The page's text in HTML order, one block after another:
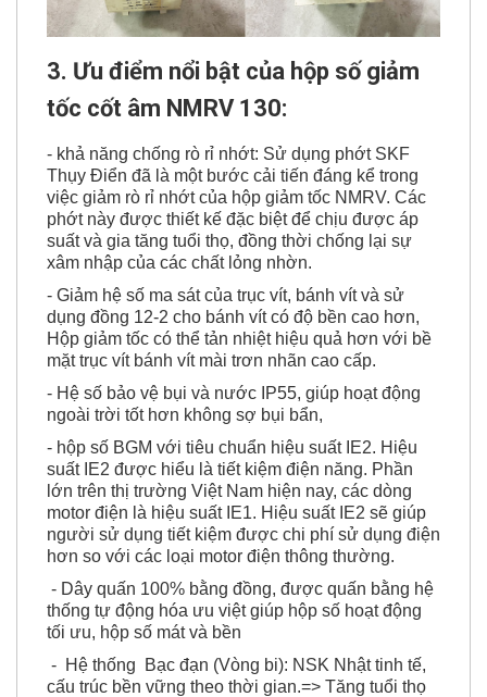
3. Ưu điểm nổi bật của hộp số giảm
tốc cốt âm NMRV 130:
- khả năng chống rò rỉ nhớt: Sử dụng phớt SKF
Thụy Điển đã là một bước cải tiến đáng kể trong
việc giảm rò rỉ nhớt của hộp giảm tốc NMRV. Các
phớt này được thiết kế đặc biệt để chịu được áp
suất và gia tăng tuổi thọ, đồng thời chống lại sự
xâm nhập của các chất lỏng nhờn.
- Giảm hệ số ma sát của trục vít, bánh vít và sử
dụng đồng 12-2 cho bánh vít có độ bền cao hơn,
Hộp giảm tốc có thể tản nhiệt hiệu quả hơn với bề
mặt trục vít bánh vít mài trơn nhãn cao cấp.
- Hệ số bảo vệ bụi và nước IP55, giúp hoạt động
ngoài trời tốt hơn không sợ bụi bẩn,
- hộp số BGM với tiêu chuẩn hiệu suất IE2. Hiệu
suất IE2 được hiểu là tiết kiệm điện năng. Phần
lớn trên thị trường Việt Nam hiện nay, các dòng
motor điện là hiệu suất IE1. Hiệu suất IE2 sẽ giúp
người sử dụng tiết kiệm được chi phí sử dụng điện
hơn so với các loại motor điện thông thường.
- Dây quấn 100% bằng đồng, được quấn bằng hệ
thống tự động hóa ưu việt giúp hộp số hoạt động
tối ưu, hộp số mát và bền
- Hệ thống Bạc đạn (Vòng bi): NSK Nhật tinh tế,
cấu trúc bền vững theo thời gian.=> Tăng tuổi thọ